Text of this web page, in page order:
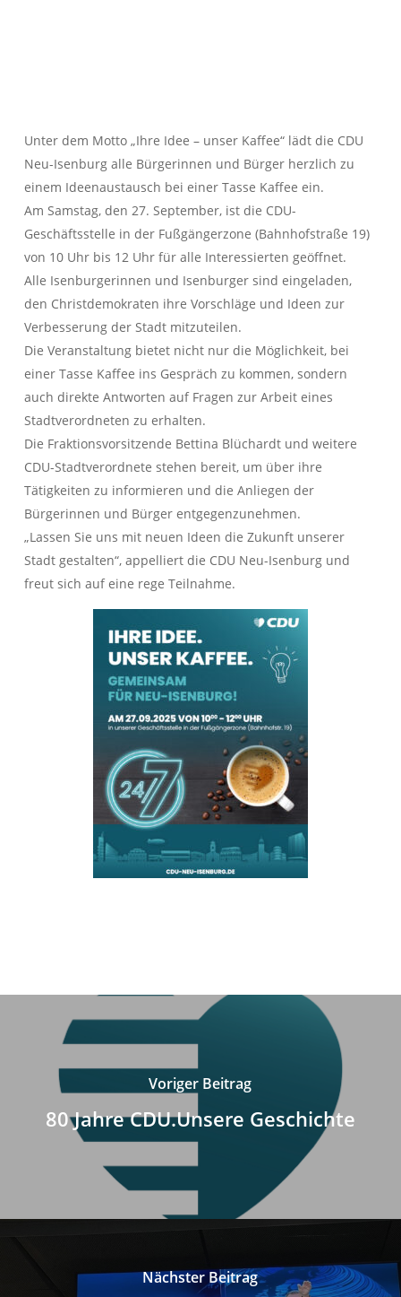
Unter dem Motto „Ihre Idee – unser Kaffee“ lädt die CDU
Neu-Isenburg alle Bürgerinnen und Bürger herzlich zu
einem Ideenaustausch bei einer Tasse Kaffee ein.
Am Samstag, den 27. September, ist die CDU-
Geschäftsstelle in der Fußgängerzone (Bahnhofstraße 19)
von 10 Uhr bis 12 Uhr für alle Interessierten geöffnet.
Alle Isenburgerinnen und Isenburger sind eingeladen,
den Christdemokraten ihre Vorschläge und Ideen zur
Verbesserung der Stadt mitzuteilen.
Die Veranstaltung bietet nicht nur die Möglichkeit, bei
einer Tasse Kaffee ins Gespräch zu kommen, sondern
auch direkte Antworten auf Fragen zur Arbeit eines
Stadtverordneten zu erhalten.
Die Fraktionsvorsitzende Bettina Blüchardt und weitere
CDU-Stadtverordnete stehen bereit, um über ihre
Tätigkeiten zu informieren und die Anliegen der
Bürgerinnen und Bürger entgegenzunehmen.
„Lassen Sie uns mit neuen Ideen die Zukunft unserer
Stadt gestalten“, appelliert die CDU Neu-Isenburg und
freut sich auf eine rege Teilnahme.
Voriger Beitrag
80 Jahre CDU.Unsere Geschichte
Nächster Beitrag